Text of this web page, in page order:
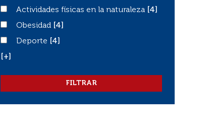
Actividades físicas en la naturaleza
Actividades físicas en la naturaleza
[4]
Obesidad
Obesidad
[4]
DeporteDeporte
[4]
[+]